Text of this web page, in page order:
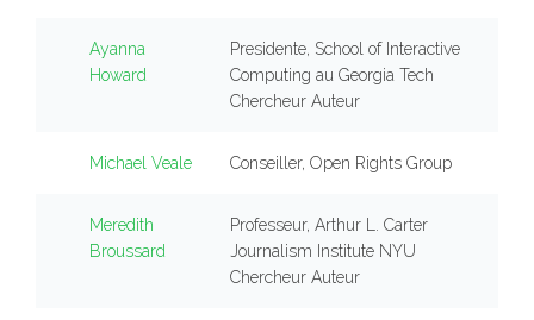
Ayanna
Howard
Presidente, School of Interactive
Computing au Georgia Tech
Chercheur Auteur
Michael Veale Conseiller, Open Rights Group
Meredith
Broussard
Professeur, Arthur L. Carter
Journalism Institute NYU
Chercheur Auteur